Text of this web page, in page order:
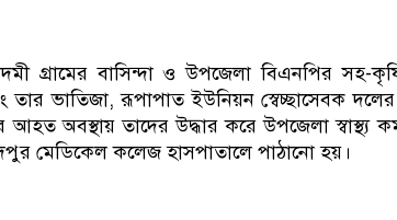
গ্রামের বাসিন্দা ও উপজেলা বিএনপির সহ-
ভাতিজা, রূপাপাত ইউনিয়ন স্বেচ্ছাসেবক
অবস্থায় তাদের উদ্ধার করে উপজেলা স্বাস্থ্য
মেডিকেল কলেজ হাসপাতালে পাঠানো হয়।